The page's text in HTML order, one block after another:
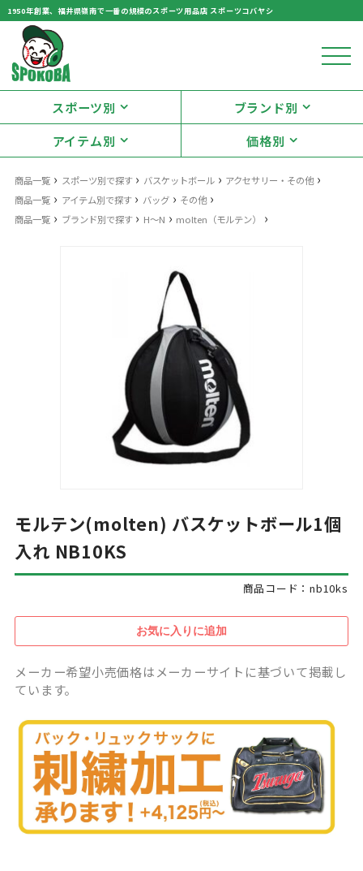
1950年創業、福井県嶺南で一番の規模のスポーツ用品店 スポーツコバヤシ
スポーツ別
ブランド別
アイテム別
価格別
商品一覧 › スポーツ別で探す› バスケットボール› アクセサリー・その他›
商品一覧 › アイテム別で探す› バッグ› その他›
商品一覧 › ブランド別で探す› H～N › molten（モルテン） ›
モルテン(molten) バスケットボール1個
入れ NB10KS
商品コード：nb10ks
メーカー希望小売価格はメーカーサイトに基づいて掲載し
ています。